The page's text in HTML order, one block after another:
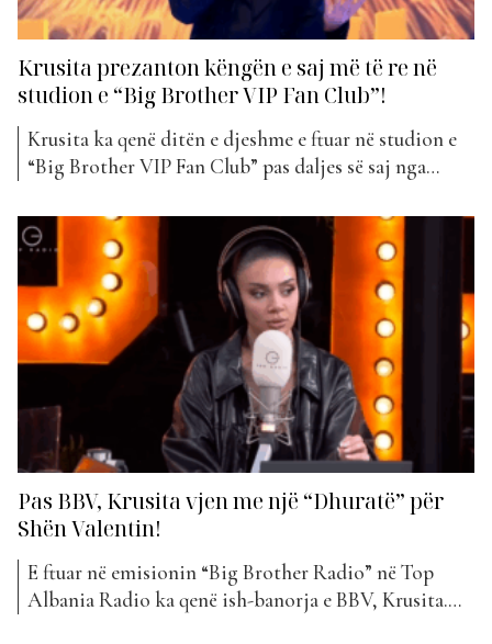
Krusita prezanton këngën e saj më të re në
studion e “Big Brother VIP Fan Club”!
Krusita ka qenë ditën e djeshme e ftuar në studion e
“Big Brother VIP Fan Club” pas daljes së saj nga
për herë të parë live në studio këngën e saj të re
“Dhurata”, që pritet të publikohet shumë shpejt
zyrtarisht....
Pas BBV, Krusita vjen me një “Dhuratë” për
Shën Valentin!
E ftuar në emisionin “Big Brother Radio” në Top
Albania Radio ka qenë ish-banorja e BBV, Krusita.